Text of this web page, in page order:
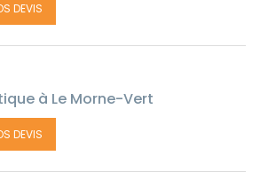
DEVIS
à Le Morne-Vert
DEVIS